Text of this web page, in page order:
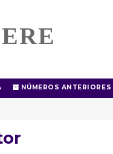
NÚMEROS ANTERIORES